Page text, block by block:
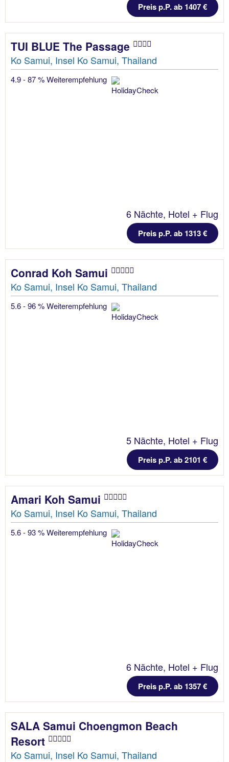
Preis p.P. ab 1407 €
TUI BLUE The Passage
Ko Samui, Insel Ko Samui, Thailand
4.9 - 87 % Weiterempfehlung
6 Nächte, Hotel + Flug
Preis p.P. ab 1313 €
Conrad Koh Samui
Ko Samui, Insel Ko Samui, Thailand
5.6 - 96 % Weiterempfehlung
5 Nächte, Hotel + Flug
Preis p.P. ab 2101 €
Amari Koh Samui
Ko Samui, Insel Ko Samui, Thailand
5.6 - 93 % Weiterempfehlung
6 Nächte, Hotel + Flug
Preis p.P. ab 1357 €
SALA Samui Choengmon Beach
Resort
Ko Samui, Insel Ko Samui, Thailand